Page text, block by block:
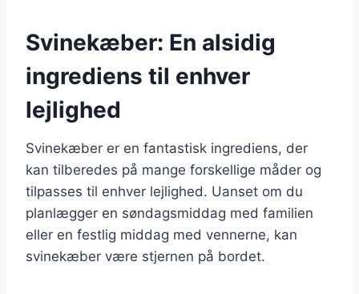
Svinekæber: En alsidig
ingrediens til enhver
lejlighed
Svinekæber er en fantastisk ingrediens, der
kan tilberedes på mange forskellige måder og
tilpasses til enhver lejlighed. Uanset om du
planlægger en søndagsmiddag med familien
eller en festlig middag med vennerne, kan
svinekæber være stjernen på bordet.